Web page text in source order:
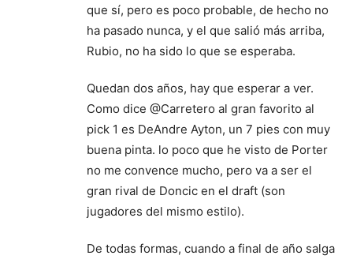
que sí, pero es poco probable, de hecho no
ha pasado nunca, y el que salió más arriba,
Rubio, no ha sido lo que se esperaba.
Quedan dos años, hay que esperar a ver.
Como dice @Carretero al gran favorito al
pick 1 es DeAndre Ayton, un 7 pies con muy
buena pinta. lo poco que he visto de Porter
no me convence mucho, pero va a ser el
gran rival de Doncic en el draft (son
jugadores del mismo estilo).
De todas formas, cuando a final de año salga